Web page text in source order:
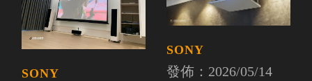
SONY
SONY
發佈：2026/05/14